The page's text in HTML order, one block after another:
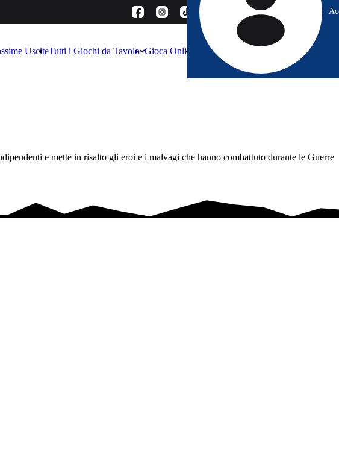
UsciteTutti i Giochi da Tavolo Gioca Online Dove Comprare Altro
e mette in risalto gli eroi e i malvagi che hanno combattuto durante le Guerre